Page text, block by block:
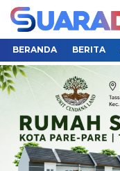
BERANDA BERITA